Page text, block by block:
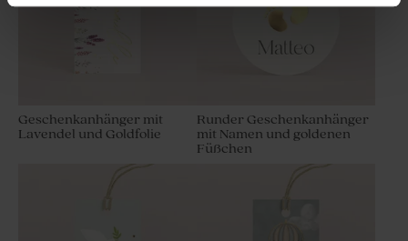
Kleines sandfarbenes
Geschenkanhänger mit
Lavendel und Goldfolie
Runder Geschenkanhänger
mit Namen und goldenen
Füßchen